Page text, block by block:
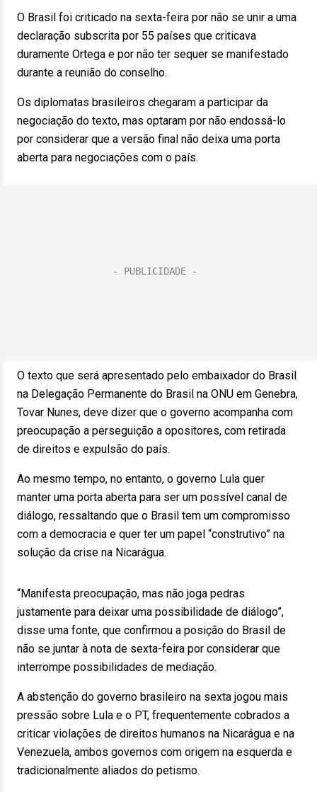
O Brasil foi criticado na sexta-feira por não se unir a uma
declaração subscrita por 55 países que criticava
duramente Ortega e por não ter sequer se manifestado
durante a reunião do conselho.
Os diplomatas brasileiros chegaram a participar da
negociação do texto, mas optaram por não endossá-lo
por considerar que a versão final não deixa uma porta
aberta para negociações com o país.
O texto que será apresentado pelo embaixador do Brasil
na Delegação Permanente do Brasil na ONU em Genebra,
Tovar Nunes, deve dizer que o governo acompanha com
preocupação a perseguição a opositores, com retirada
de direitos e expulsão do país.
Ao mesmo tempo, no entanto, o governo Lula quer
manter uma porta aberta para ser um possível canal de
diálogo, ressaltando que o Brasil tem um compromisso
com a democracia e quer ter um papel “construtivo” na
solução da crise na Nicarágua.
“Manifesta preocupação, mas não joga pedras
justamente para deixar uma possibilidade de diálogo”,
disse uma fonte, que confirmou a posição do Brasil de
não se juntar à nota de sexta-feira por considerar que
interrompe possibilidades de mediação.
A abstenção do governo brasileiro na sexta jogou mais
pressão sobre Lula e o PT, frequentemente cobrados a
criticar violações de direitos humanos na Nicarágua e na
Venezuela, ambos governos com origem na esquerda e
tradicionalmente aliados do petismo.